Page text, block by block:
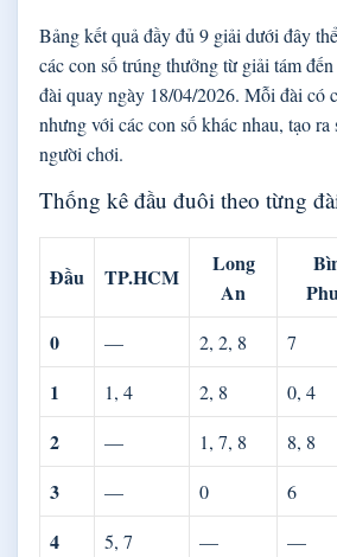
Bảng kết quả đầy đủ 9 giải dưới đây
các con số trúng thưởng từ giải tám
đài quay ngày 18/04/2026. Mỗi đài có
nhưng với các con số khác nhau, tạo ra
người chơi.
Thống kê đầu đuôi theo từng
Đầu TP.HCM
Long
An
0
— 2, 2, 8 7
1 1, 4 2, 8 0, 4
2 — 1, 7, 8 8, 8
3 — 0 6
4 5, 7 — —